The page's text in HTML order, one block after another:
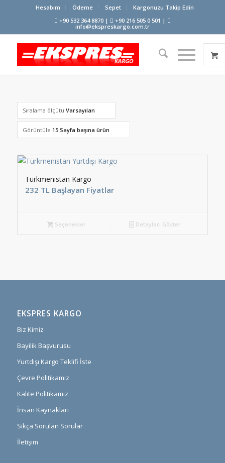
Hesabım Ödeme Sepet
Kargonuzu Takip Edin
+90 532 364 8870 |
+90 216 505 0 501 |
info@ekspreskargo.com.tr
Sıralama ölçütü Varsayılan
Görüntüle 15 Sayfa başına ürün
Türkmenistan Kargo
232 TL Başlayan Fiyatlar
Seçenekler Detayları Göster
EKSPRES KARGO
Biz Kimiz
Bayilik Başvurusu
Yurtdışı Kargo Teklifi İste
Çevre Politikamız
Kalite Politikamız
İnsan Kaynakları
Sıkça Sorulan Sorular
İletişim